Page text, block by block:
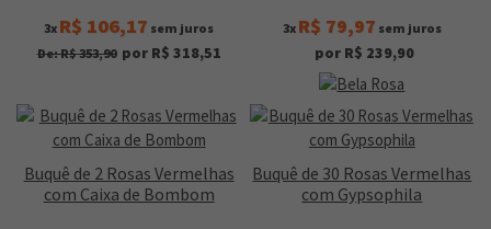
3x R$ 106,17 sem juros
De: R$ 353,90 por R$ 318,51
3x R$ 79,97 sem juros
por R$ 239,90
Buquê de 2 Rosas Vermelhas
com Caixa de Bombom
Buquê de 30 Rosas Vermelhas
com Gypsophila